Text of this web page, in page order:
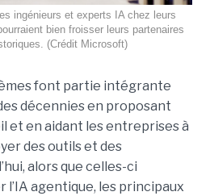
ingénieurs et experts IA chez leurs
bien froisser leurs partenaires
(Crédit Microsoft)
font partie intégrante
décennies en proposant
et en aidant les entreprises à
des outils et des
alors que celles-ci
l’IA agentique, les principaux